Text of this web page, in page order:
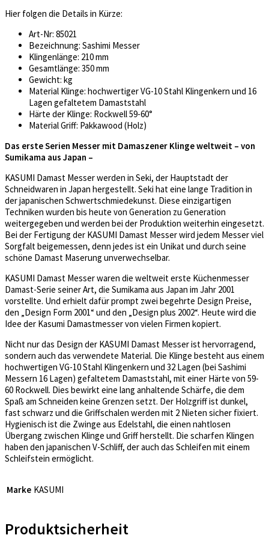
Hier folgen die Details in Kürze:
Art-Nr: 85021
Bezeichnung: Sashimi Messer
Klingenlänge: 210 mm
Gesamtlänge: 350 mm
Gewicht: kg
Material Klinge: hochwertiger VG-10 Stahl Klingenkern und 16
Lagen gefaltetem Damaststahl
Härte der Klinge: Rockwell 59-60°
Material Griff: Pakkawood (Holz)
Das erste Serien Messer mit Damaszener Klinge weltweit – von
Sumikama aus Japan –
KASUMI Damast Messer werden in Seki, der Hauptstadt der
Schneidwaren in Japan hergestellt. Seki hat eine lange Tradition in
der japanischen Schwertschmiedekunst. Diese einzigartigen
Techniken wurden bis heute von Generation zu Generation
weitergegeben und werden bei der Produktion weiterhin eingesetzt.
Bei der Fertigung der KASUMI Damast Messer wird jedem Messer viel
Sorgfalt beigemessen, denn jedes ist ein Unikat und durch seine
schöne Damast Maserung unverwechselbar.
KASUMI Damast Messer waren die weltweit erste Küchenmesser
Damast-Serie seiner Art, die Sumikama aus Japan im Jahr 2001
vorstellte. Und erhielt dafür prompt zwei begehrte Design Preise,
den „Design Form 2001“ und den „Design plus 2002“. Heute wird die
Idee der Kasumi Damastmesser von vielen Firmen kopiert.
Nicht nur das Design der KASUMI Damast Messer ist hervorragend,
sondern auch das verwendete Material. Die Klinge besteht aus einem
hochwertigen VG-10 Stahl Klingenkern und 32 Lagen (bei Sashimi
Messern 16 Lagen) gefaltetem Damaststahl, mit einer Härte von 59-
60 Rockwell. Dies bewirkt eine lang anhaltende Schärfe, die dem
Spaß am Schneiden keine Grenzen setzt. Der Holzgriff ist dunkel,
fast schwarz und die Griffschalen werden mit 2 Nieten sicher fixiert.
Hygienisch ist die Zwinge aus Edelstahl, die einen nahtlosen
Übergang zwischen Klinge und Griff herstellt. Die scharfen Klingen
haben den japanischen V-Schliff, der auch das Schleifen mit einem
Schleifstein ermöglicht.
Marke KASUMI
Produktsicherheit